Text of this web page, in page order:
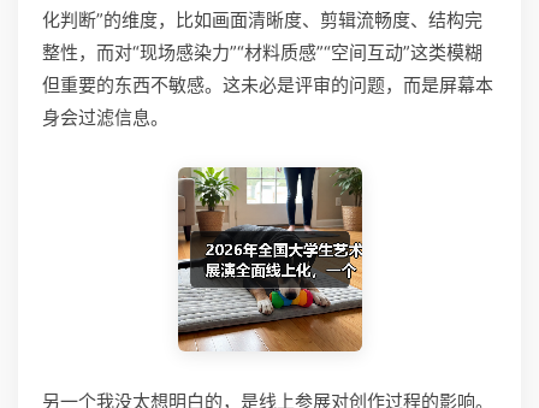
化判断”的维度，比如画面清晰度、剪辑流畅度、结构完
整性，而对“现场感染力”“材料质感”“空间互动”这类模糊
但重要的东西不敏感。这未必是评审的问题，而是屏幕本
身会过滤信息。
另一个我没太想明白的，是线上参展对创作过程的影响。